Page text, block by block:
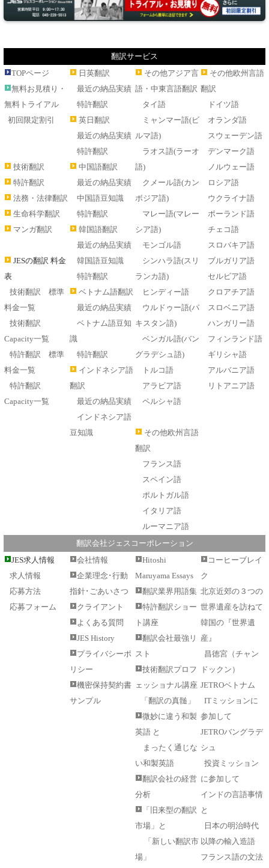
翻訳サービス
TOPページ
無料お見積り・
無料トライアル
初回限定割引
技術翻訳
特許翻訳
法務・法律翻訳
生命科学翻訳
マンガ翻訳
JESの翻訳 料金
表
技術翻訳 標準
料金一覧
技術翻訳
Capacity一覧
特許翻訳 標準
料金一覧
特許翻訳
Capacity一覧
日英翻訳
最近の納品実績
特許翻訳
英日翻訳
最近の納品実績
特許翻訳
中国語翻訳
最近の納品実績
中国語豆知識
特許翻訳
韓国語翻訳
最近の納品実績
韓国語豆知識
特許翻訳
ベトナム語翻訳
最近の納品実績
ベトナム語豆知
識
特許翻訳
インドネシア語
翻訳
最近の納品実績
インドネシア語
豆知識
その他アジア言
語・中東言語翻訳
タイ語
ミャンマー語(ビ
ルマ語)
ラオス語(ラーオ
語)
クメール語(カン
ボジア語)
マレー語(マレー
シア語)
モンゴル語
シンハラ語(スリ
ランカ語)
ヒンディー語
ウルドゥー語(パ
キスタン語)
ベンガル語(バン
グラデシュ語)
トルコ語
アラビア語
ペルシャ語
その他欧州言語
翻訳
フランス語
スペイン語
ポルトガル語
イタリア語
ルーマニア語
その他欧州言語
翻訳
ドイツ語
オランダ語
スウェーデン語
デンマーク語
ノルウェー語
ロシア語
ウクライナ語
ポーランド語
チェコ語
スロバキア語
ブルガリア語
セルビア語
クロアチア語
スロベニア語
ハンガリー語
フィンランド語
ギリシャ語
アルバニア語
リトアニア語
翻訳会社ジェスコーポレーション
JES求人情報
求人情報
応募方法
応募フォーム
会社情報
企業理念･行動
指針･ごあいさつ
クライアント
よくある質問
JES History
プライバシーポ
リシー
機密保持契約書
サンプル
Hitoshi
Maruyama Essays
翻訳業界用語集
特許翻訳ショー
ト講座
翻訳会社最強リ
スト
技術翻訳プロフ
ェッショナル講座
「翻訳の真髄」
微妙に違う和製
英語 と
まったく通じな
い和製英語
翻訳会社の経営
分析
「旧来型の翻訳
市場」と
「新しい翻訳市
場」
コーヒーブレイ
ク
北京近郊の３つの
世界遺産を訪ねて
韓国の『世界遺
産』
昌徳宮（チャン
ドックン）
JETROベトナム
ITミッションに
参加して
JETROバングラデ
シュ
投資ミッション
に参加して
インドの言語事情
と
日本の明治時代
以降の輸入造語
フランス語の文法